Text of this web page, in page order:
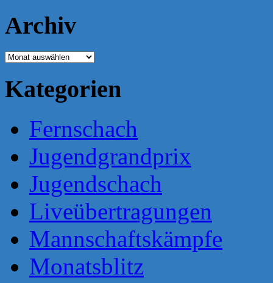
Archiv
Archiv
Kategorien
Fernschach
Jugendgrandprix
Jugendschach
Liveübertragungen
Mannschaftskämpfe
Monatsblitz